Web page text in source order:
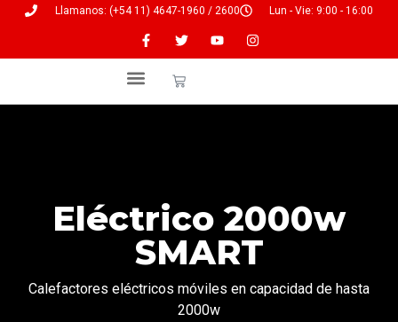
Llamanos: (+54 11) 4647-1960 / 2600 Lun - Vie: 9:00 - 16:00
Eléctrico 2000w
SMART
Calefactores eléctricos móviles en capacidad de hasta
2000w